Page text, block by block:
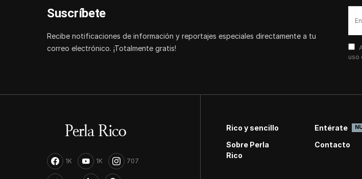
Suscríbete
Recibe notificaciones de información y reportajes especiales directamente a tu
correo electrónico. ¡Totalmente gratis!
uso
1K 1K 707
Rico y sencillo Entérate
Sobre Perla
Rico
Contacto